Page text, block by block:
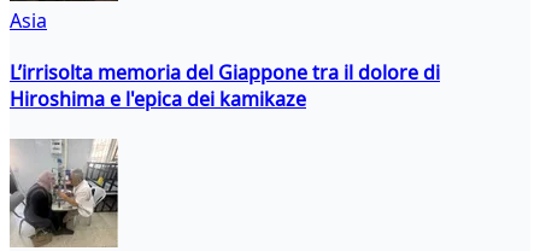
Asia
L’irrisolta memoria del Giappone tra il dolore di
Hiroshima e l'epica dei kamikaze